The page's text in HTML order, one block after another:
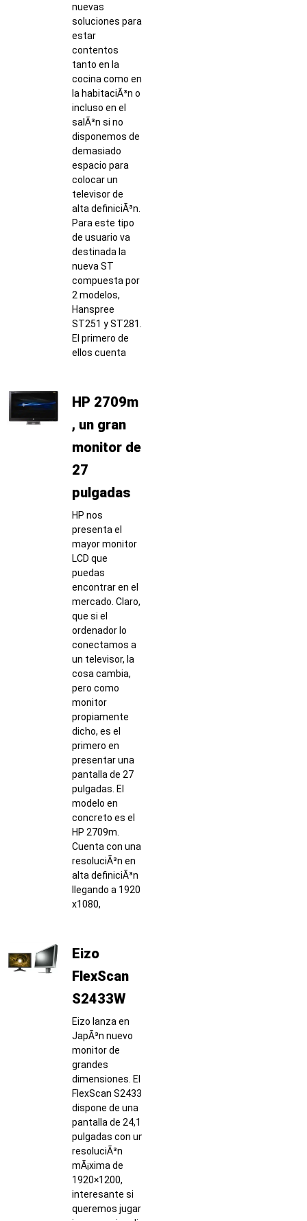
nuevas
soluciones para
estar
contentos
tanto en la
cocina como en
la habitaciÃ³n o
incluso en el
salÃ³n si no
disponemos de
demasiado
espacio para
colocar un
televisor de
alta definiciÃ³n.
Para este tipo
de usuario va
destinada la
nueva ST
compuesta por
2 modelos,
Hanspree
ST251 y ST281.
El primero de
ellos cuenta
HP 2709m
, un gran
monitor de
27
pulgadas
HP nos
presenta el
mayor monitor
LCD que
puedas
encontrar en el
mercado. Claro,
que si el
ordenador lo
conectamos a
un televisor, la
cosa cambia,
pero como
monitor
propiamente
dicho, es el
primero en
presentar una
pantalla de 27
pulgadas. El
modelo en
concreto es el
HP 2709m.
Cuenta con una
resoluciÃ³n en
alta definiciÃ³n
llegando a 1920
x1080,
Eizo
FlexScan
S2433W
Eizo lanza en
JapÃ³n nuevo
monitor de
grandes
dimensiones. El
FlexScan S2433W
dispone de una
pantalla de 24,1
pulgadas con una
resoluciÃ³n
mÃ¡xima de
1920×1200,
interesante si
queremos jugar a